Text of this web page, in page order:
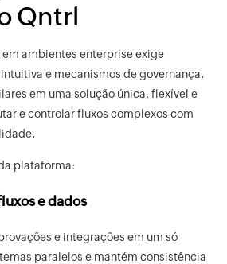
Qntrl
ambientes enterprise exige
e mecanismos de governança.
em uma solução única, flexível e
e controlar fluxos complexos com
plataforma:
e dados
e integrações em um só
paralelos e mantém consistência